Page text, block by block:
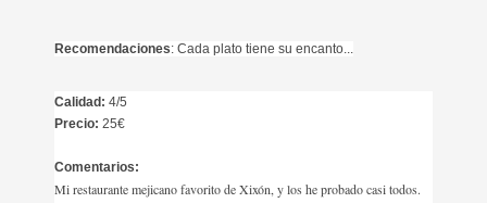
Recomendaciones: Cada plato tiene su encanto...
Calidad: 4/5
Precio: 25€
Comentarios:
Mi restaurante mejicano favorito de Xixón, y los he probado casi todos.